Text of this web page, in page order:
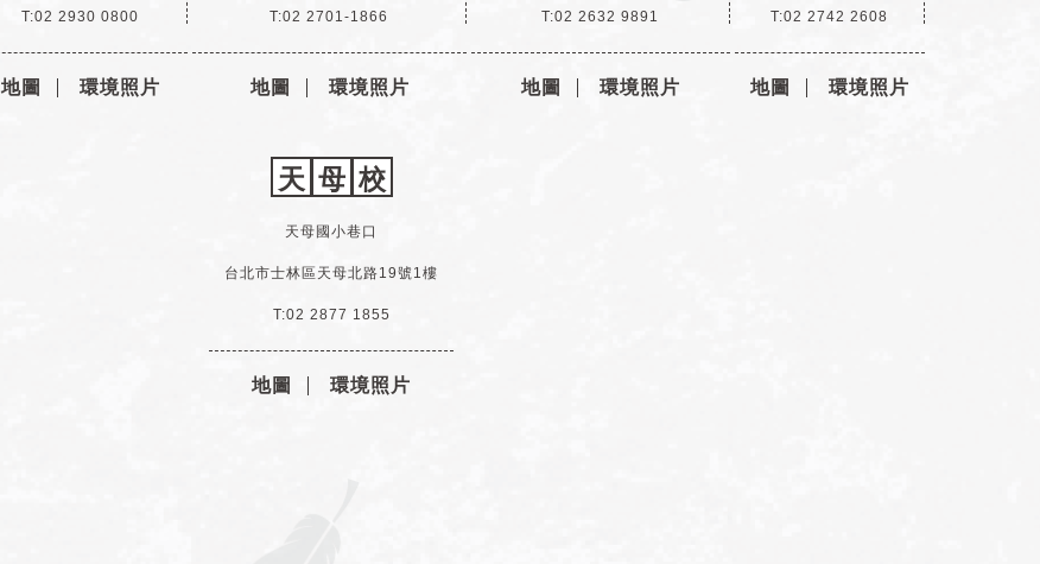
T:02 2930 0800
地圖 環境照片
T:02 2701-1866
地圖 環境照片
T:02 2632 9891
地圖 環境照片
T:02 2742 2608
地圖 環境照片
天 母 校
天母國小巷口
台北市士林區天母北路19號1樓
T:02 2877 1855
地圖 環境照片